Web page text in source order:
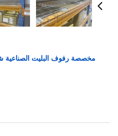
مخصصة رفوف البليت الصناعية